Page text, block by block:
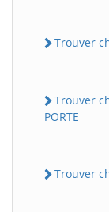
Trouver
Trouver
PORTE
Trouver